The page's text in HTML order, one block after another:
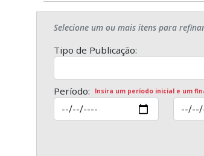
Selecione um ou mais itens para
Tipo de Publicação:
Período: Insira um período inicial e um